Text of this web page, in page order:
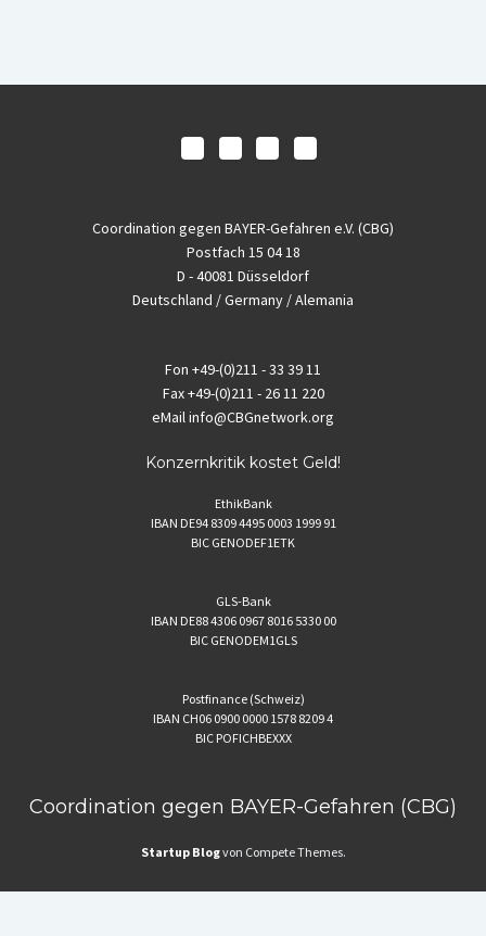
Coordination gegen BAYER-Gefahren e.V. (CBG)
Postfach 15 04 18
D - 40081 Düsseldorf
Deutschland / Germany / Alemania
Fon +49-(0)211 - 33 39 11
Fax+49-(0)211 - 26 11 220
eMailinfo@CBGnetwork.org
Konzernkritik kostet Geld!
EthikBank
IBAN DE94 8309 4495 0003 1999 91
BIC GENODEF1ETK
GLS-Bank
IBAN DE88 4306 0967 8016 5330 00
BIC GENODEM1GLS
Postfinance (Schweiz)
IBAN CH06 0900 0000 1578 8209 4
BIC POFICHBEXXX
Coordination gegen BAYER-Gefahren (CBG)
Startup Blogvon Compete Themes.